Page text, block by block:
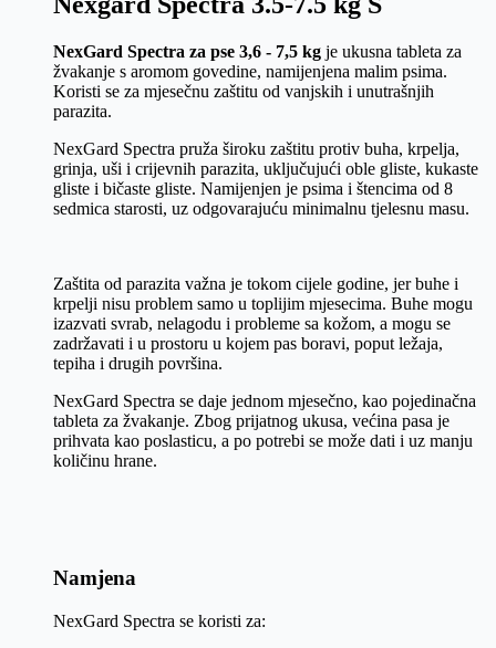
NexGard Spectra za pse 3,6 - 7,5 kg je ukusna tableta za
žvakanje s aromom govedine, namijenjena malim psima.
Koristi se za mjesečnu zaštitu od vanjskih i unutrašnjih
parazita.
NexGard Spectra pruža široku zaštitu protiv buha, krpelja,
grinja, uši i crijevnih parazita, uključujući oble gliste, kukaste
gliste i bičaste gliste. Namijenjen je psima i štencima od 8
sedmica starosti, uz odgovarajuću minimalnu tjelesnu masu.
Zaštita od parazita važna je tokom cijele godine, jer buhe i
krpelji nisu problem samo u toplijim mjesecima. Buhe mogu
izazvati svrab, nelagodu i probleme sa kožom, a mogu se
zadržavati i u prostoru u kojem pas boravi, poput ležaja,
tepiha i drugih površina.
NexGard Spectra se daje jednom mjesečno, kao pojedinačna
tableta za žvakanje. Zbog prijatnog ukusa, većina pasa je
prihvata kao poslasticu, a po potrebi se može dati i uz manju
količinu hrane.
Namjena
NexGard Spectra se koristi za: